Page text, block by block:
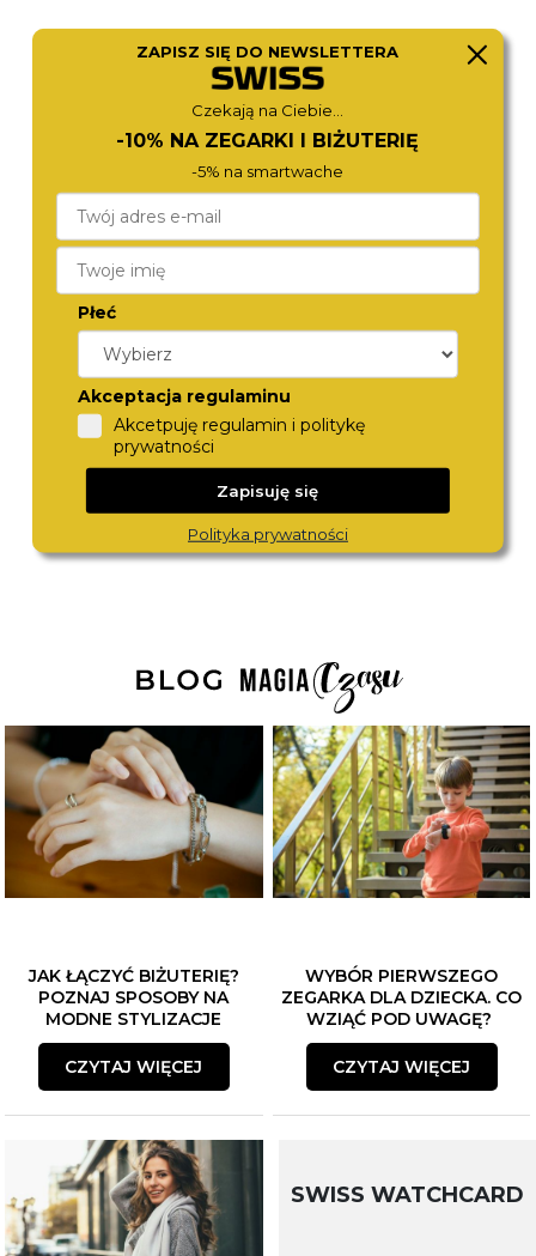
1 370,- 1 190,-
BOSS
1513985 1514067
JAK ŁĄCZYĆ BIŻUTERIĘ?
POZNAJ SPOSOBY NA
MODNE STYLIZACJE
CZYTAJ WIĘCEJ
WYBÓR PIERWSZEGO
ZEGARKA DLA DZIECKA. CO
WZIĄĆ POD UWAGĘ?
CZYTAJ WIĘCEJ
SWISS WATCHCARD
ZAPISZ SIĘ DO NEWSLETTERA
Czekają na Ciebie...
-10% NA ZEGARKI I BIŻUTERIĘ
-5% na smartwache
Płeć
Akceptacja regulaminu
Akcetpuję regulamin i politykę
prywatności
Zapisuję się
Polityka prywatności